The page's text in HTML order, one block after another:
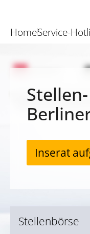
HomeService-
Inserat
Stellenbörse